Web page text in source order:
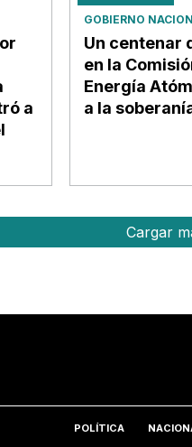
a
GOBIERNO
Un centenar
en la
Energía
a la
Cargar
POLÍTICA